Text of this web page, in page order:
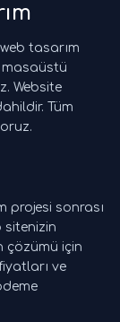
tasarım
Website
Tüm
projesi sonrası
sitenizin
çözümü için
ve